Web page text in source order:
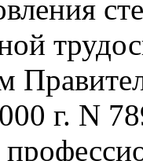
г. N